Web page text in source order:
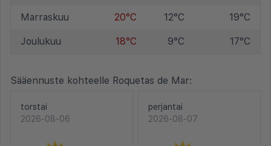
Marraskuu 20°C 12°C 19°C
Joulukuu 18°C 9°C 17°C
Sääennuste kohteelle Roquetas de Mar:
torstai
2026-08-06
perjantai
2026-08-07